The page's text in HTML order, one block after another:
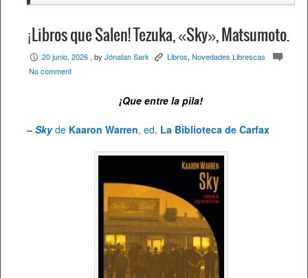
¡Libros que Salen! Tezuka, «Sky», Matsumoto.
P 20 junio, 2026 , by Jónatan Sark K Libros, Novedades Librescas c
No comment
¡Que entre la pila!
– Sky de Kaaron Warren, ed. La Biblioteca de Carfax